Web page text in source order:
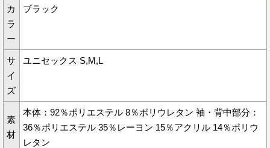
カ
ラ
ー
ブラック
サ
イ
ズ
ユニセックス S,M,L
素
材
本体：92％ポリエステル 8％ポリウレタン 袖・背中部分：
36％ポリエステル 35％レーヨン 15％アクリル 14％ポリウ
レタン